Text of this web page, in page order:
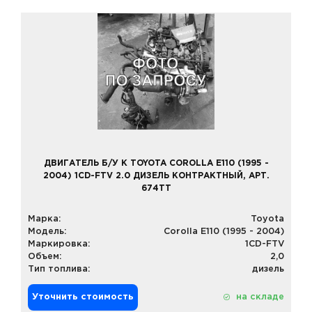
ДВИГАТЕЛЬ Б/У К TOYOTA COROLLA E110 (1995 -
2004) 1CD-FTV 2.0 ДИЗЕЛЬ КОНТРАКТНЫЙ, АРТ.
674TT
Марка:
Toyota
Модель:
Corolla E110 (1995 - 2004)
Маркировка:
1CD-FTV
Объем:
2,0
Тип топлива:
дизель
Уточнить стоимость на складе